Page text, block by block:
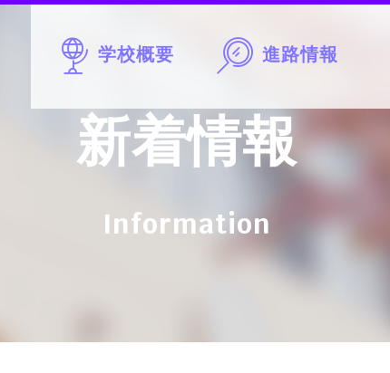
学校概要 進路情報
新着情報
Information